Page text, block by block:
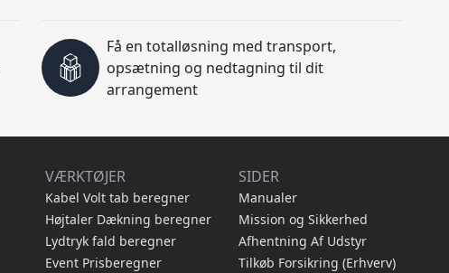
Få en totalløsning med transport,
opsætning og nedtagning til dit
arrangement
VÆRKTØJER
Kabel Volt tab beregner
Højtaler Dækning beregner
Lydtryk fald beregner
Event Prisberegner
SIDER
Manualer
Mission og Sikkerhed
Afhentning Af Udstyr
Tilkøb Forsikring (Erhverv)